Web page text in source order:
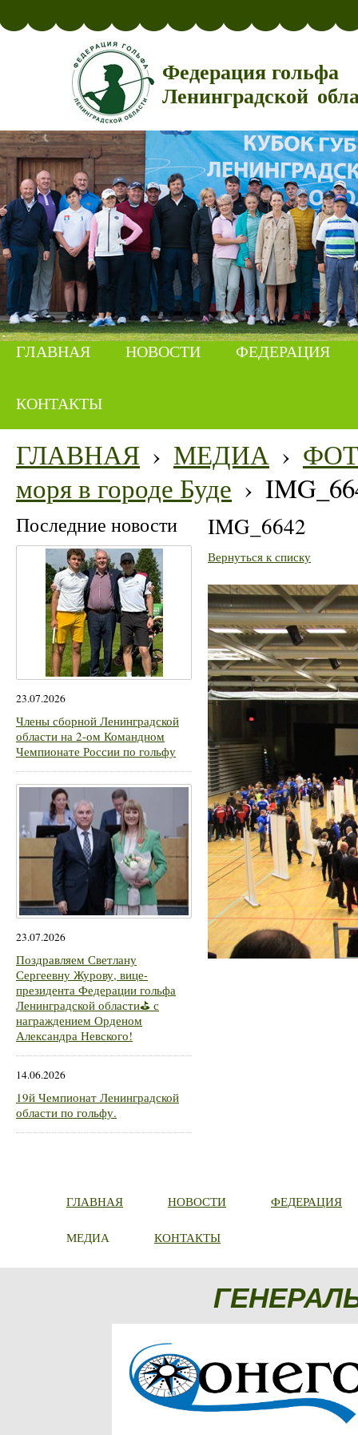
Федерация гольфа
Ленинградской
ГЛАВНАЯ НОВОСТИ ФЕДЕРАЦИЯ
КОНТАКТЫ
ГЛАВНАЯ › МЕДИА ›
моря в городе Буде ›
Последние новости
23.07.2026
Члены сборной Ленинградской
области на 2-ом Командном
Чемпионате России по гольфу
23.07.2026
Поздравляем Светлану
Сергеевну Журову, вице-
президента Федерации гольфа
Ленинградской области⛳ с
награждением Орденом
Александра Невского!
14.06.2026
19й Чемпионат Ленинградской
области по гольфу.
IMG_6642
Вернуться к списку
ГЛАВНАЯ НОВОСТИ ФЕДЕРАЦИЯ
МЕДИА КОНТАКТЫ